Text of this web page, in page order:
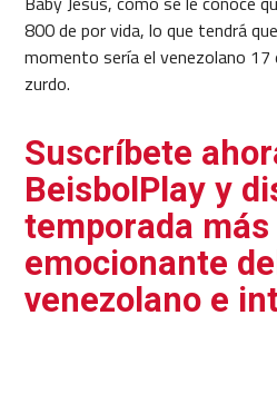
800 de por vida, lo que tendrá
momento sería el venezolano
zurdo.
Suscríbete
BeisbolPlay y
temporada más
emocionante
venezolano e